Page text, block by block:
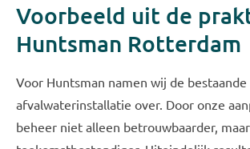
Voorbeeld uit de
Huntsman Rotterdam
Voor Huntsman namen wij de bestaande
afvalwaterinstallatie over. Door onze
beheer niet alleen betrouwbaarder,